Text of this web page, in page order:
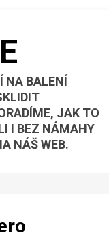
NA BALENÍ
JAK TO
I BEZ NÁMAHY
NÁŠ WEB.